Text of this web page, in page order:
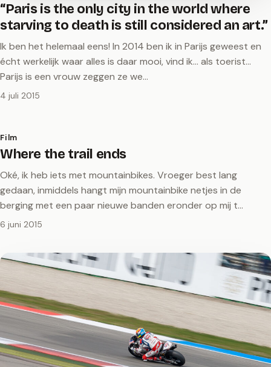
“Paris is the only city in the world where
starving to death is still considered an art.”
Ik ben het helemaal eens! In 2014 ben ik in Parijs geweest en
écht werkelijk waar alles is daar mooi, vind ik... als toerist...
Parijs is een vrouw zeggen ze we…
4 juli 2015
Film
Where the trail ends
Oké, ik heb iets met mountainbikes. Vroeger best lang
gedaan, inmiddels hangt mijn mountainbike netjes in de
berging met een paar nieuwe banden eronder op mij t…
6 juni 2015